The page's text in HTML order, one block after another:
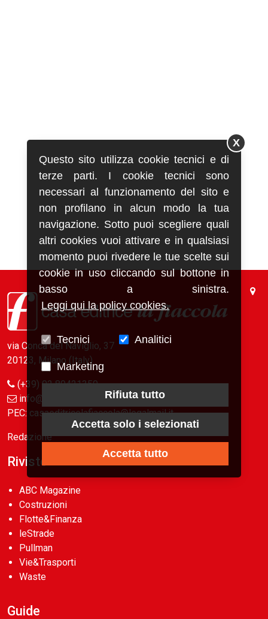
via Conca del Naviglio, 37
20123, Milano (Italy)
(+39) 02 89421350
info@fiaccola.it
PEC: casaeditricelafiaccola@legalmail.it
Redazione
Riviste
ABC Magazine
Costruzioni
Flotte&Finanza
leStrade
Pullman
Vie&Trasporti
Waste
Guide
Questo sito utilizza cookie tecnici e di
terze parti. I cookie tecnici sono
necessari al funzionamento del sito e
non profilano in alcun modo la tua
navigazione. Sotto puoi scegliere quali
altri cookies vuoi attivare e in qualsiasi
momento puoi rivedere le tue scelte sui
cookie in uso cliccando sul bottone in
basso a sinistra.
Leggi qui la policy cookies.
Tecnici Analitici
Marketing
Rifiuta tutto
Accetta solo i selezionati
Accetta tutto
X